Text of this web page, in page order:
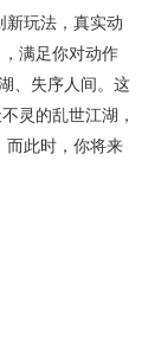
新玩法，真实动
满足你对动作
、失序人间。这
灵的乱世江湖，
而此时，你将来